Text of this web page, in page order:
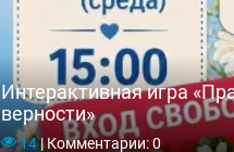
Интерактивная игра
верности»
14|Комментарии: 0